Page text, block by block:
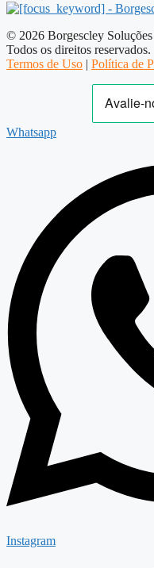
© 2026 Borgescley
Todos os direitos reservados.
Termos de Uso | Política de
Whatsapp
Instagram